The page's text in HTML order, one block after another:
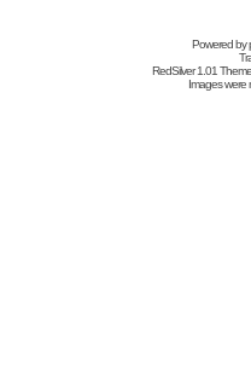
Powered by
RedSilver 1.01
Images were